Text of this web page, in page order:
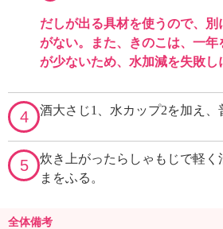
だしが出る具材を使うので、
がない。また、きのこは、一
が少ないため、水加減を失敗し
4 酒大さじ1、水カップ2を加え、
5
炊き上がったらしゃもじで軽
まをふる。
全体備考